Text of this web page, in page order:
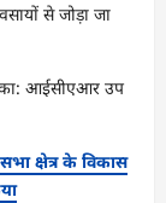
से जोड़ा जा
क्षेत्र के विकास